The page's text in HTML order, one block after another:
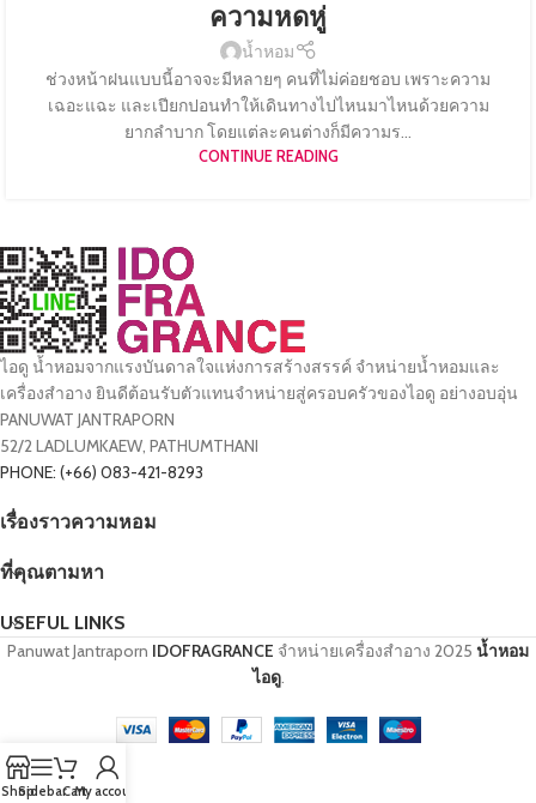
ความหดหู่
น้ำหอม
ช่วงหน้าฝนแบบนี้อาจจะมีหลายๆ คนที่ไม่ค่อยชอบ เพราะความ
เฉอะแฉะ และเปียกปอนทำให้เดินทางไปไหนมาไหนด้วยความ
ยากลำบาก โดยแต่ละคนต่างก็มีความร...
CONTINUE READING
ไอดู น้ำหอมจากแรงบันดาลใจแห่งการสร้างสรรค์ จำหน่ายน้ำหอมและ
เครื่องสำอาง ยินดีต้อนรับตัวแทนจำหน่ายสู่ครอบครัวของไอดู อย่างอบอุ่น
PANUWAT JANTRAPORN
52/2 LADLUMKAEW, PATHUMTHANI
PHONE: (+66) 083-421-8293
เรื่องราวความหอม
ที่คุณตามหา
USEFUL LINKS
Panuwat Jantraporn IDOFRAGRANCE จำหน่ายเครื่องสำอาง 2025 น้ำหอม
ไอดู.
ShopSidebarCartMy account